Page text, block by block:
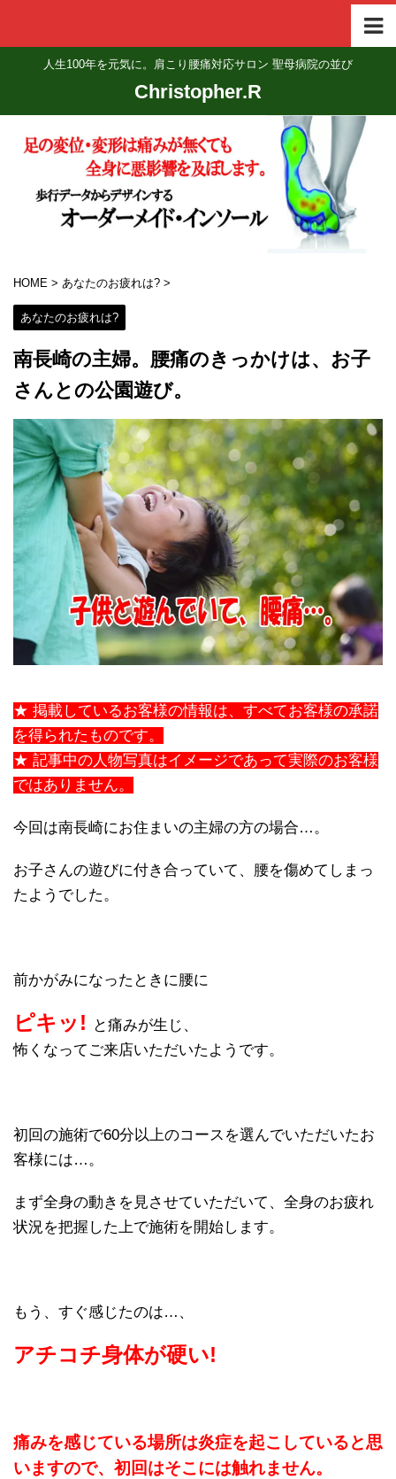
人生100年を元気に。肩こり腰痛対応サロン 聖母病院の並び
Christopher.R
HOME > あなたのお疲れは? >
あなたのお疲れは?
南長崎の主婦。腰痛のきっかけは、お子
さんとの公園遊び。
★ 掲載しているお客様の情報は、すべてお客様の承諾
を得られたものです。
★ 記事中の人物写真はイメージであって実際のお客様
ではありません。
今回は南長崎にお住まいの主婦の方の場合…。
お子さんの遊びに付き合っていて、腰を傷めてしまっ
たようでした。
前かがみになったときに腰に
ピキッ!
と痛みが生じ、
怖くなってご来店いただいたようです。
初回の施術で60分以上のコースを選んでいただいたお
客様には…。
まず全身の動きを見させていただいて、全身のお疲れ
状況を把握した上で施術を開始します。
もう、すぐ感じたのは…、
アチコチ身体が硬い!
痛みを感じている場所は炎症を起こしていると思
いますので、初回はそこには触れません。